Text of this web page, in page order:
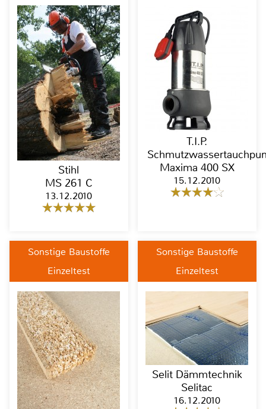
Stihl
MS 261 C
13.12.2010
T.I.P.
Maxima 400 SX
15.12.2010
Sonstige Baustoffe
Einzeltest
Sonstige Baustoffe
Einzeltest
Selit Dämmtechnik
Selitac
16.12.2010